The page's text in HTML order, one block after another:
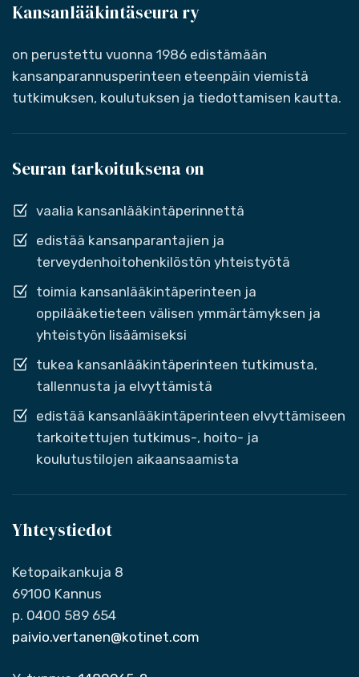
Kansanlääkintäseura ry
on perustettu vuonna 1986 edistämään
kansanparannusperinteen eteenpäin viemistä
tutkimuksen, koulutuksen ja tiedottamisen kautta.
Seuran tarkoituksena on
vaalia kansanlääkintäperinnettä
edistää kansanparantajien ja
terveydenhoitohenkilöstön yhteistyötä
toimia kansanlääkintäperinteen ja
oppilääketieteen välisen ymmärtämyksen ja
yhteistyön lisäämiseksi
tukea kansanlääkintäperinteen tutkimusta,
tallennusta ja elvyttämistä
edistää kansanlääkintäperinteen elvyttämiseen
tarkoitettujen tutkimus-, hoito- ja
koulutustilojen aikaansaamista
Yhteystiedot
Ketopaikankuja 8
69100 Kannus
p. 0400 589 654
paivio.vertanen@kotinet.com